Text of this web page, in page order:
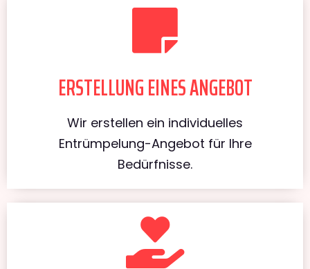
ERSTELLUNG EINES ANGEBOT
Wir erstellen ein individuelles
Entrümpelung-Angebot für Ihre
Bedürfnisse.